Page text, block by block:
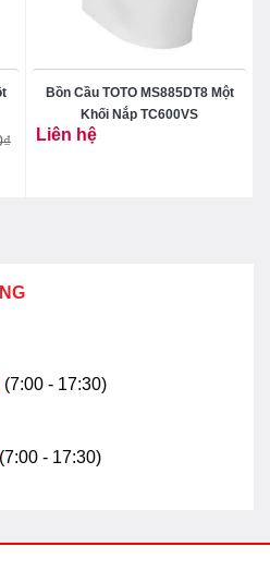
₫
Bồn Cầu TOTO MS885DT8 Một
Khối Nắp TC600VS
Liên hệ
(7:00 - 17:30)
(7:00 - 17:30)